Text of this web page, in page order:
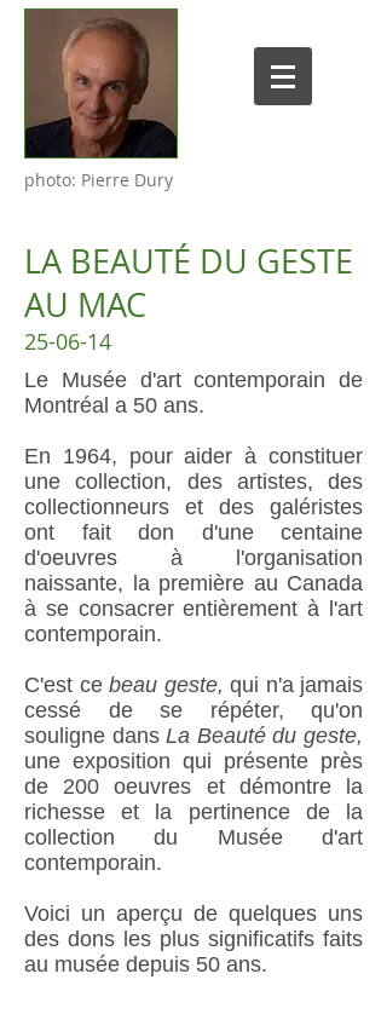
photo: Pierre Dury
LA BEAUTÉ DU GESTE
AU MAC
25-06-14
Le Musée d'art contemporain de
Montréal a 50 ans.
En 1964, pour aider à constituer
une collection, des artistes, des
collectionneurs et des galéristes
ont fait don d'une centaine
d'oeuvres à l'organisation
naissante, la première au Canada
à se consacrer entièrement à l'art
contemporain.
C'est ce beau geste, qui n'a jamais
cessé de se répéter, qu'on
souligne dansLa Beauté du geste,
une exposition qui présente près
de 200 oeuvres et démontre la
richesse et la pertinence de la
collection du Musée d'art
contemporain.
Voici un aperçu de quelques uns
des dons les plus significatifs faits
au musée depuis 50 ans.